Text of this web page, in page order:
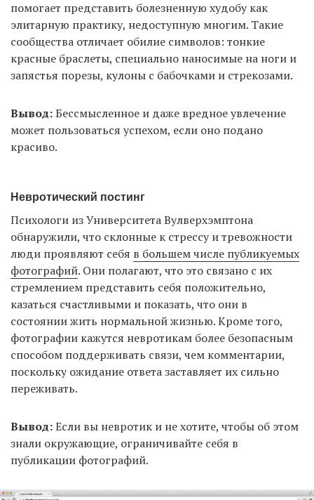
помогает представить болезненную худобу как
элитарную практику, недоступную многим. Такие
сообщества отличает обилие символов: тонкие
красные браслеты, специально наносимые на ноги и
запястья порезы, кулоны с бабочками и стрекозами.
Вывод:Бессмысленное и даже вредное увлечение
может пользоваться успехом, если оно подано
красиво.
Невротический постинг
Психологи из Университета Вулверхэмптона
обнаружили, что склонные к стрессу и тревожности
люди проявляют себя в большем числе публикуемых
фотографий. Они полагают, что это связано с их
стремлением представить себя положительно,
казаться счастливыми и показать, что они в
состоянии жить нормальной жизнью. Кроме того,
фотографии кажутся невротикам более безопасным
способом поддерживать связи, чем комментарии,
поскольку ожидание ответа заставляет их сильно
переживать.
Вывод:Если вы невротик и не хотите, чтобы об этом
знали окружающие, ограничивайте себя в
публикации фотографий.